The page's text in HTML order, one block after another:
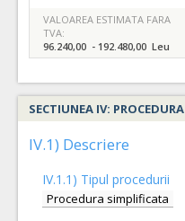
VALOAREA ESTIMATA FARA
TVA:
96.240,00 - 192.480,00 Leu
SECTIUNEA IV: PROCEDURA
IV.1) Descriere
IV.1.1) Tipul procedurii
Procedura simplificata